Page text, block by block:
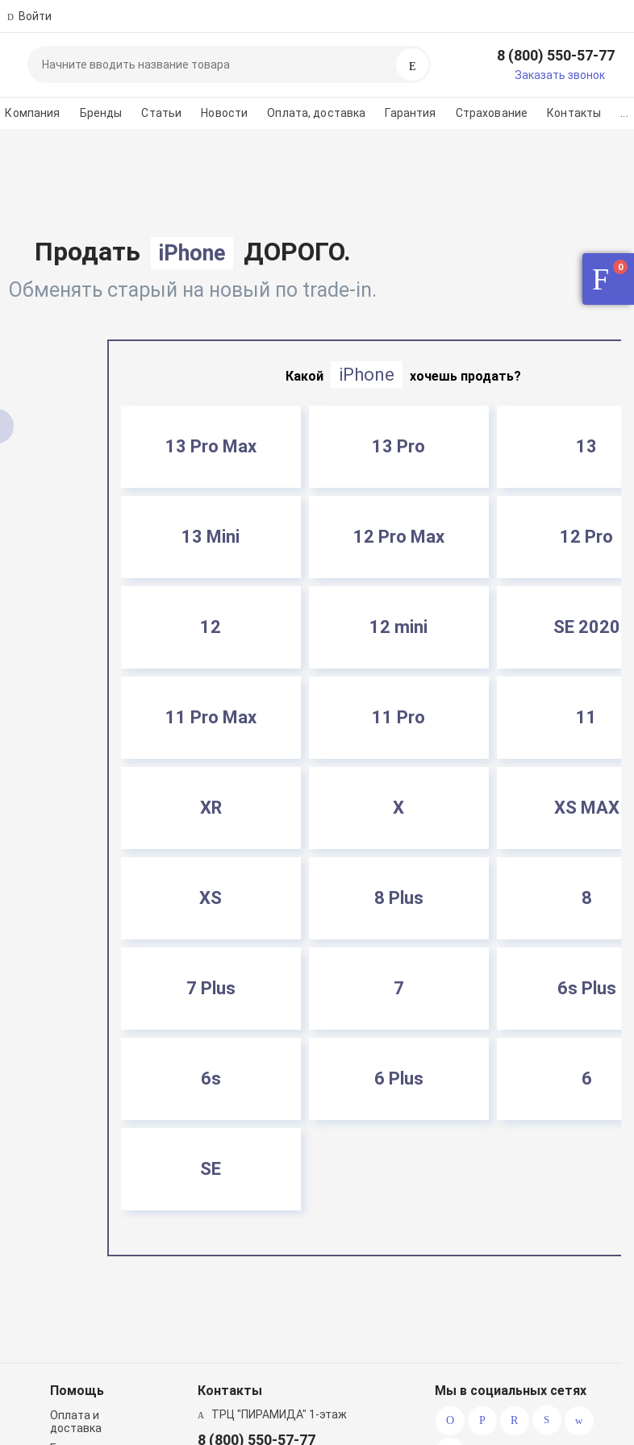
Войти
8 (800) 550-57-77
Заказать звонок
Компания Бренды Статьи Новости Оплата, доставка Гарантия Страхование Контакты
Продать iPhone ДОРОГО.
Обменять старый на новый по trade-in.
Какой iPhone хочешь продать?
13 Pro Max 13 Pro 13
13 Mini 12 Pro Max 12 Pro
12 12 mini SE 2020
11 Pro Max 11 Pro 11
XR X XS MAX
XS 8 Plus 8
7 Plus 7 6s Plus
6s 6 Plus 6
SE
Помощь
Оплата и
доставка
Контакты
ТРЦ "ПИРАМИДА" 1-этаж
8 (800) 550-57-77
Мы в социальных сетях
Пожалуйста, зарегистрируйтесь или
авторизуйтесь
0